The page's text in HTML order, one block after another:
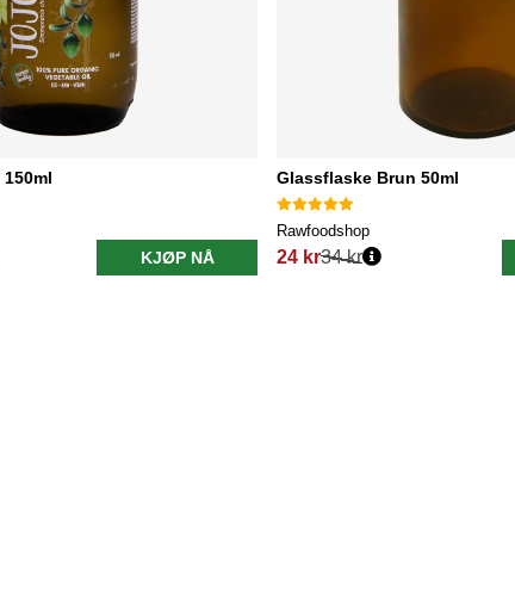
KJØP NÅ
Glassflaske Brun 50ml
Rawfoodshop
24 kr
Vanlig pris:
34 kr